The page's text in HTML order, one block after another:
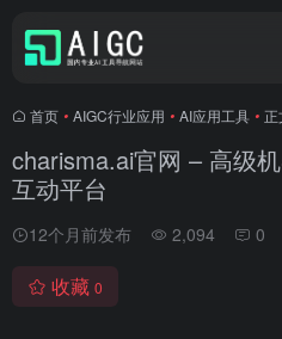
首页 • AIGC行业应用 • AI应用工具 • 正
charisma.ai官网 – 高级
互动平台
12个月前发布 2,094 0
收藏 0